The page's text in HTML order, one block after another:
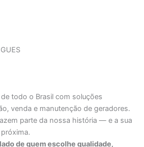
todo o Brasil com soluções
venda e manutenção de geradores.
parte da nossa história — e a sua
de quem escolhe qualidade,